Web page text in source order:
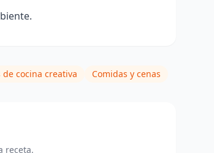
de cocina creativa Comidas y cenas
receta.